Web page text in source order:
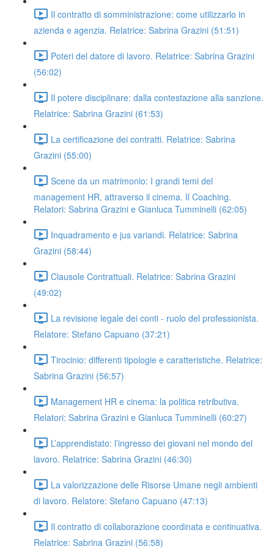
Il contratto di somministrazione: come utilizzarlo in
azienda e agenzia. Relatrice: Sabrina Grazini (51:51)
Poteri del datore di lavoro. Relatrice: Sabrina Grazini
(56:02)
Il potere disciplinare: dalla contestazione alla sanzione.
Relatrice: Sabrina Grazini (61:53)
La certificazione dei contratti. Relatrice: Sabrina
Grazini (55:00)
Scene da un matrimonio: I grandi temi del
management HR, attraverso il cinema. Il Coaching.
Relatori: Sabrina Grazini e Gianluca Tumminelli (62:05)
Inquadramento e jus variandi. Relatrice: Sabrina
Grazini (58:44)
Clausole Contrattuali. Relatrice: Sabrina Grazini
(49:02)
La revisione legale dei conti - ruolo del professionista.
Relatore: Stefano Capuano (37:21)
Tirocinio: differenti tipologie e caratteristiche. Relatrice:
Sabrina Grazini (56:57)
Management HR e cinema: la politica retributiva.
Relatori: Sabrina Grazini e Gianluca Tumminelli (60:27)
L’apprendistato: l’ingresso dei giovani nel mondo del
lavoro. Relatrice: Sabrina Grazini (46:30)
La valorizzazione delle Risorse Umane negli ambienti
di lavoro. Relatore: Stefano Capuano (47:13)
Il contratto di collaborazione coordinata e continuativa.
Relatrice: Sabrina Grazini (56:58)